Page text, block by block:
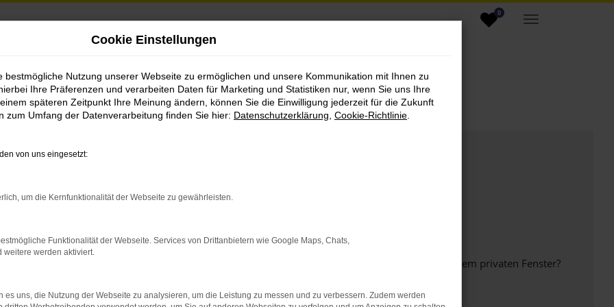
0
bestimmter Seiten verhindern. Funktioniert die Seite in einem anderen Browser oder in einem privaten Fenster?
beheben.
Cookie Einstellungen
bestmögliche Nutzung unserer Webseite zu ermöglichen und unsere Kommunikation mit Ihnen zu
Ihre Präferenzen und verarbeiten Daten für Marketing und Statistiken nur, wenn Sie uns Ihre
späteren Zeitpunkt Ihre Meinung ändern, können Sie die Einwilligung jederzeit für die Zukunft
zum Umfang der Datenverarbeitung finden Sie hier: Datenschutzerklärung Cookie-Richtlinie
von uns eingesetzt:
um die Kernfunktionalität der Webseite zu gewährleisten.
Funktionalität der Webseite. Services von Drittanbietern wie Google Maps, Chats,
weitere werden aktiviert.
es uns, die Nutzung der Webseite zu analysieren, um die Leistung zu messen und zu verbessern. Zudem werden